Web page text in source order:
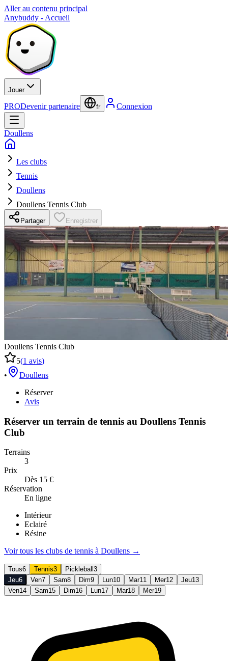
Aller au contenu principal
Anybuddy - Accueil
Jouer
PRODevenir partenaire fr Connexion
Doullens
Les clubs
Tennis
Doullens
Doullens Tennis Club
Partager Enregistrer
Doullens Tennis Club
5(1 avis)
•
Doullens
Réserver
Avis
Réserver un terrain de tennis au Doullens Tennis
Club
Terrains
3
Prix
Dès 15 €
Réservation
En ligne
Intérieur
Eclairé
Résine
Voir tous les clubs de tennis à Doullens →
Tous6 Tennis3 Pickleball 3
Jeu6 Ven7 Sam8 Dim9 Lun10 Mar11 Mer12 Jeu13
Ven14 Sam15 Dim16 Lun17 Mar18 Mer19